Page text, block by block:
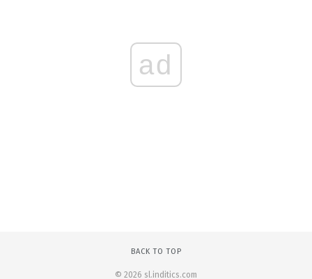
ad
BACK TO TOP
© 2026 sl.inditics.com